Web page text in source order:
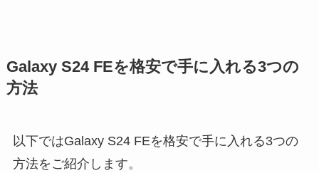
Galaxy S24 FEを格安で手に入れる3つの
方法
以下ではGalaxy S24 FEを格安で手に入れる3つの
方法をご紹介します。